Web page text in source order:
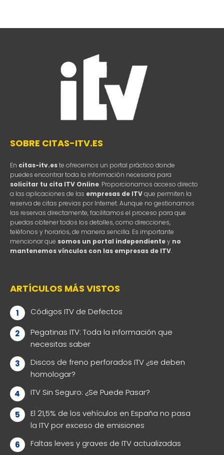
SOBRE CITAS-ITV.ES
En citas-itv.este ofrecemos un portal práctico donde
puedes encontrar toda la información necesaria para
solicitar tu cita ITV Online. Proporcionamos acceso directo
a las aplicaciones de las empresas de ITVque permiten la
reserva de citas previas por Internet. Aunque no gestionamos
las reservas directamente, facilitamos el proceso para que
puedas obtener todos los detalles, como direcciones,
teléfonos y horarios, de manera sencilla. Es importante
mencionar que somos un portal independientey no
mantenemos vínculos con las empresas de ITV.
ARTÍCULOS MÁS VISTOS
Códigos ITV de Defectos
Pegatinas ITV: Toda la información que
necesitas saber
Discos de freno perforados ITV ¿se deben
homologar?
ITV Sin Seguro: ¿Se Puede Pasar?
El 21,5% de los vehículos en España no pasa
la ITV por exceso de emisiones
Faltas leves y graves de ITV actualizadas